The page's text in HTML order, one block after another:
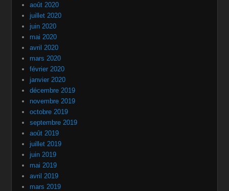
août 2020
juillet 2020
juin 2020
mai 2020
avril 2020
mars 2020
février 2020
janvier 2020
décembre 2019
novembre 2019
octobre 2019
septembre 2019
août 2019
juillet 2019
juin 2019
mai 2019
avril 2019
mars 2019